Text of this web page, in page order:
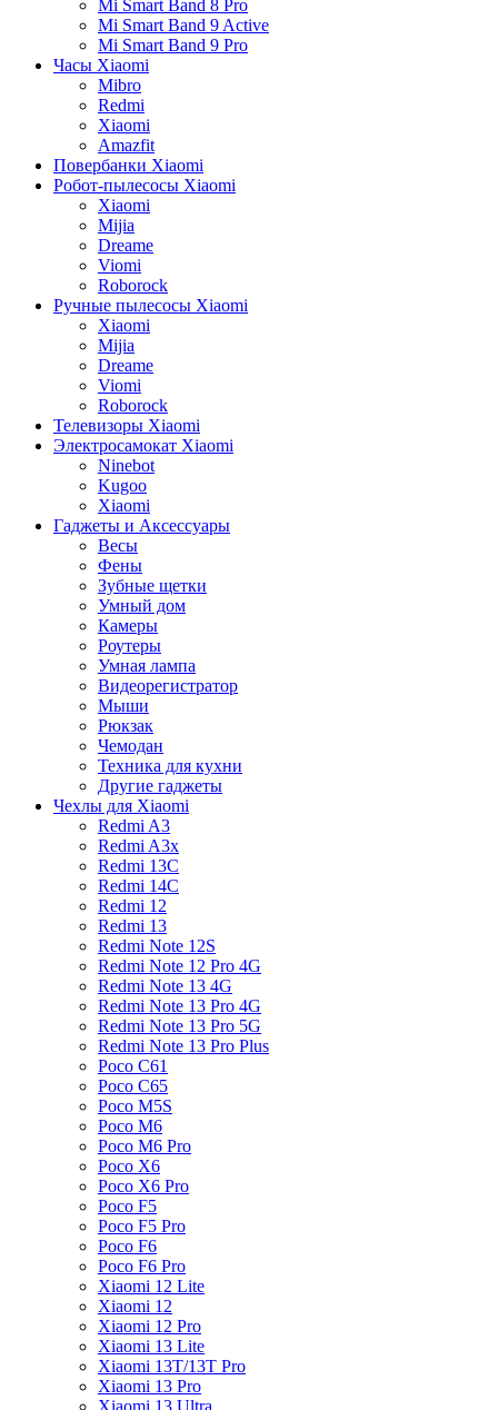
Mi Smart Band 8 Pro
Mi Smart Band 9 Active
Mi Smart Band 9 Pro
Часы Xiaomi
Mibro
Redmi
Xiaomi
Amazfit
Повербанки Xiaomi
Робот-пылесосы Xiaomi
Xiaomi
Mijia
Dreame
Viomi
Roborock
Ручные пылесосы Xiaomi
Xiaomi
Mijia
Dreame
Viomi
Roborock
Телевизоры Xiaomi
Электросамокат Xiaomi
Ninebot
Kugoo
Xiaomi
Гаджеты и Аксессуары
Весы
Фены
Зубные щетки
Умный дом
Камеры
Роутеры
Умная лампа
Видеорегистратор
Мыши
Рюкзак
Чемодан
Техника для кухни
Другие гаджеты
Чехлы для Xiaomi
Redmi A3
Redmi A3x
Redmi 13C
Redmi 14C
Redmi 12
Redmi 13
Redmi Note 12S
Redmi Note 12 Pro 4G
Redmi Note 13 4G
Redmi Note 13 Pro 4G
Redmi Note 13 Pro 5G
Redmi Note 13 Pro Plus
Poco C61
Poco C65
Poco M5S
Poco M6
Poco M6 Pro
Poco X6
Poco X6 Pro
Poco F5
Poco F5 Pro
Poco F6
Poco F6 Pro
Xiaomi 12 Lite
Xiaomi 12
Xiaomi 12 Pro
Xiaomi 13 Lite
Xiaomi 13T/13T Pro
Xiaomi 13 Pro
Xiaomi 13 Ultra